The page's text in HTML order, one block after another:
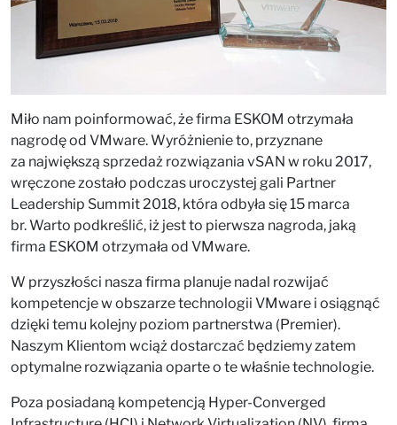
Miło nam poinformować, że firma ESKOM otrzymała
nagrodę od VMware. Wyróżnienie to, przyznane
za największą sprzedaż rozwiązania vSAN w roku 2017,
wręczone zostało podczas uroczystej gali Partner
Leadership Summit 2018, która odbyła się 15 marca
br. Warto podkreślić, iż jest to pierwsza nagroda, jaką
firma ESKOM otrzymała od VMware.
W przyszłości nasza firma planuje nadal rozwijać
kompetencje w obszarze technologii VMware i osiągnąć
dzięki temu kolejny poziom partnerstwa (Premier).
Naszym Klientom wciąż dostarczać będziemy zatem
optymalne rozwiązania oparte o te właśnie technologie.
Poza posiadaną kompetencją Hyper-Converged